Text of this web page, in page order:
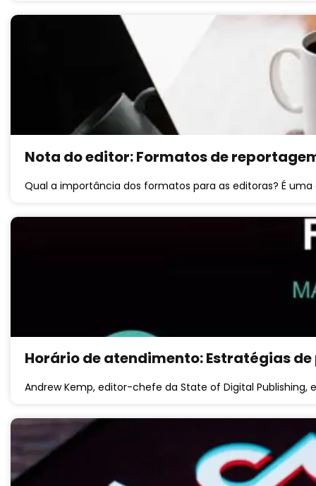
Nota do editor: Formatos de
Qual a importância dos formatos para as editoras? É
Horário de atendimento: Estratégias
Andrew Kemp, editor-chefe da State of Digital Publishing,